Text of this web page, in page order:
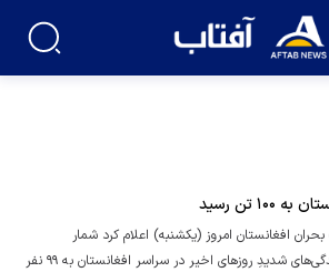
تن رسید
افغانستان امروز (یکشنبه) اعلام کرد شمار
جانباختگان سیل ناشی از بارندگی‌های شدیدِ روز‌های اخیر در سراسر افغانستان به ۹۹ نفر